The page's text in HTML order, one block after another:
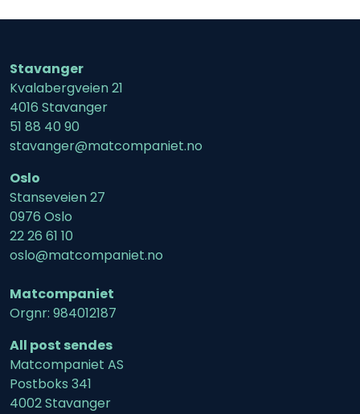
Stavanger
Kvalabergveien 21
4016 Stavanger
51 88 40 90
stavanger@matcompaniet.no
Oslo
Stanseveien 27
0976 Oslo
22 26 61 10
oslo@matcompaniet.no
Matcompaniet
Orgnr: 984012187
All post sendes
Matcompaniet AS
Postboks 341
4002 Stavanger